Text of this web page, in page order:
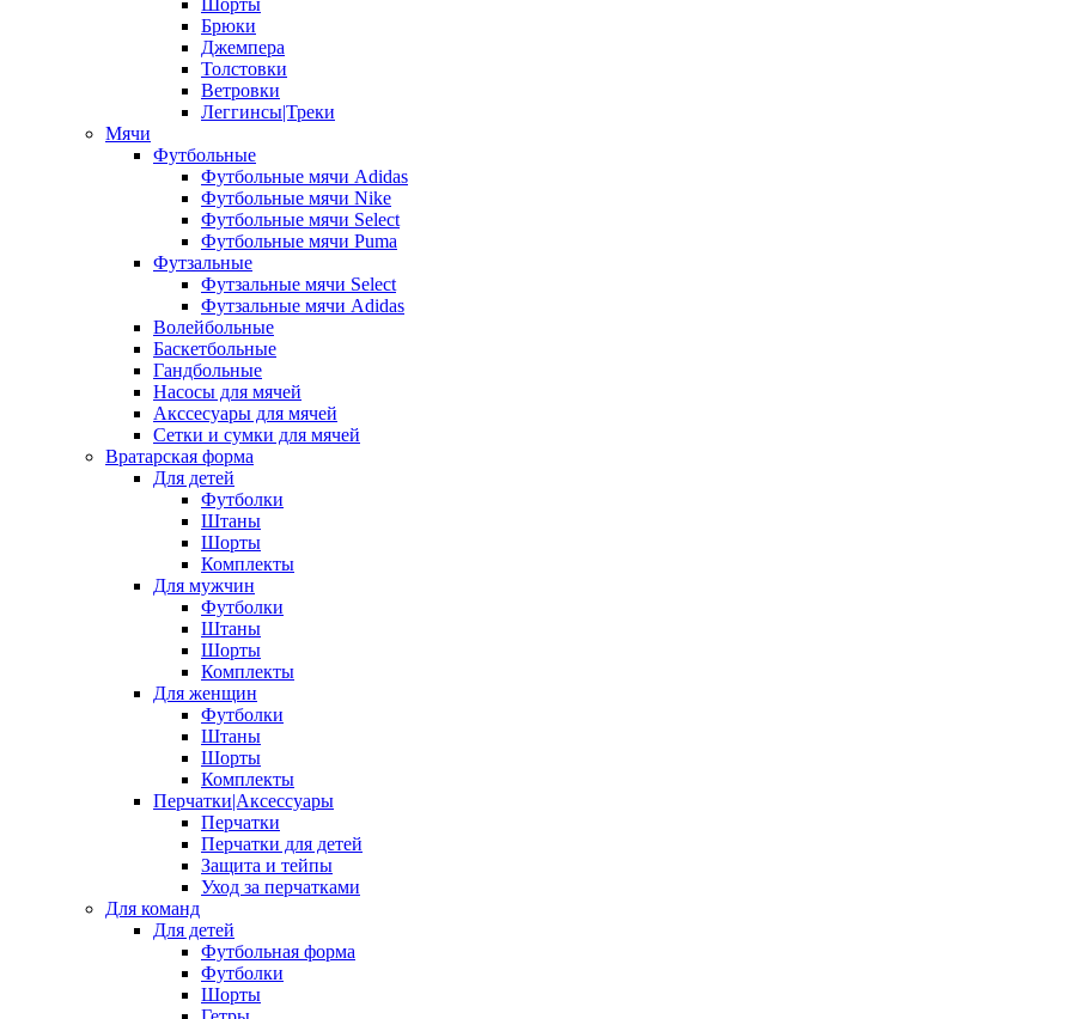
Шорты
Брюки
Джемпера
Толстовки
Ветровки
Леггинсы|Треки
Мячи
Футбольные
Футбольные мячи Adidas
Футбольные мячи Nike
Футбольные мячи Select
Футбольные мячи Puma
Футзальные
Футзальные мячи Select
Футзальные мячи Adidas
Волейбольные
Баскетбольные
Гандбольные
Насосы для мячей
Акссесуары для мячей
Сетки и сумки для мячей
Вратарская форма
Для детей
Футболки
Штаны
Шорты
Комплекты
Для мужчин
Футболки
Штаны
Шорты
Комплекты
Для женщин
Футболки
Штаны
Шорты
Комплекты
Перчатки|Аксессуары
Перчатки
Перчатки для детей
Защита и тейпы
Уход за перчатками
Для команд
Для детей
Футбольная форма
Футболки
Шорты